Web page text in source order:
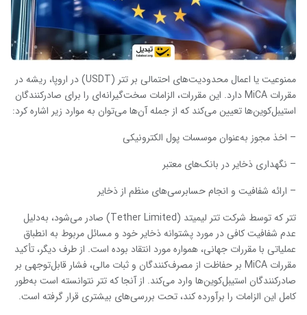
ممنوعیت یا اعمال محدودیت‌های احتمالی بر تتر (USDT) در اروپا، ریشه در
مقررات MiCA دارد. این مقررات، الزامات سخت‌گیرانه‌ای را برای صادرکنندگان
استیبل‌کوین‌ها تعیین می‌کند که از جمله آن‌ها می‌توان به موارد زیر اشاره کرد:
– اخذ مجوز به‌عنوان موسسات پول الکترونیکی
– نگهداری ذخایر در بانک‌های معتبر
– ارائه شفافیت و انجام حسابرسی‌های منظم از ذخایر
تتر که توسط شرکت تتر لیمیتد (Tether Limited) صادر می‌شود، به‌دلیل
عدم شفافیت کافی در مورد پشتوانه ذخایر خود و مسائل مربوط به انطباق
عملیاتی با مقررات جهانی، همواره مورد انتقاد بوده است. از طرف دیگر، تأکید
مقررات MiCA بر حفاظت از مصرف‌کنندگان و ثبات مالی، فشار قابل‌توجهی بر
صادرکنندگان استیبل‌کوین‌ها وارد می‌کند. از آنجا که تتر نتوانسته است به‌طور
کامل این الزامات را برآورده کند، تحت بررسی‌های بیشتری قرار گرفته است.